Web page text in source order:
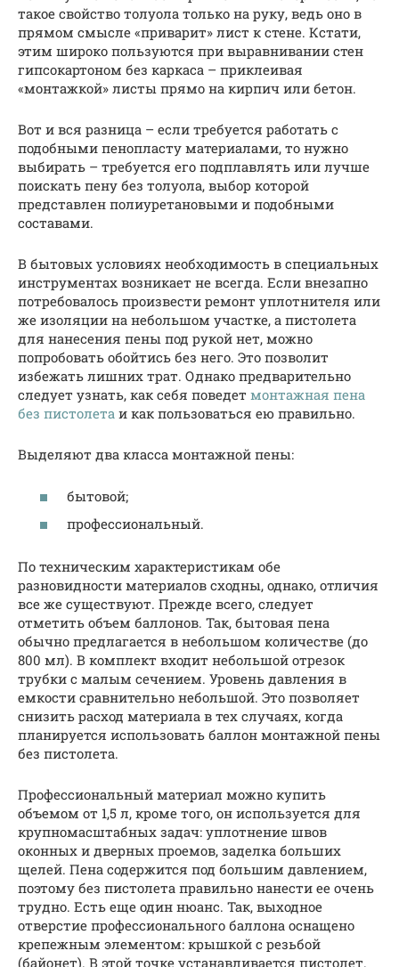
такое свойство толуола только на руку, ведь оно в
прямом смысле «приварит» лист к стене. Кстати,
этим широко пользуются при выравнивании стен
гипсокартоном без каркаса – приклеивая
«монтажкой» листы прямо на кирпич или бетон.
Вот и вся разница – если требуется работать с
подобными пенопласту материалами, то нужно
выбирать – требуется его подплавлять или лучше
поискать пену без толуола, выбор которой
представлен полиуретановыми и подобными
составами.
В бытовых условиях необходимость в специальных
инструментах возникает не всегда. Если внезапно
потребовалось произвести ремонт уплотнителя или
же изоляции на небольшом участке, а пистолета
для нанесения пены под рукой нет, можно
попробовать обойтись без него. Это позволит
избежать лишних трат. Однако предварительно
следует узнать, как себя поведет монтажная пена
без пистолета и как пользоваться ею правильно.
Выделяют два класса монтажной пены:
бытовой;
профессиональный.
По техническим характеристикам обе
разновидности материалов сходны, однако, отличия
все же существуют. Прежде всего, следует
отметить объем баллонов. Так, бытовая пена
обычно предлагается в небольшом количестве (до
800 мл). В комплект входит небольшой отрезок
трубки с малым сечением. Уровень давления в
емкости сравнительно небольшой. Это позволяет
снизить расход материала в тех случаях, когда
планируется использовать баллон монтажной пены
без пистолета.
Профессиональный материал можно купить
объемом от 1,5 л, кроме того, он используется для
крупномасштабных задач: уплотнение швов
оконных и дверных проемов, заделка больших
щелей. Пена содержится под большим давлением,
поэтому без пистолета правильно нанести ее очень
трудно. Есть еще один нюанс. Так, выходное
отверстие профессионального баллона оснащено
крепежным элементом: крышкой с резьбой
(байонет). В этой точке устанавливается пистолет.